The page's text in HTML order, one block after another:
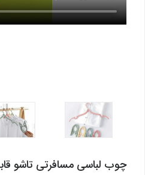
چوب لباسی مسافرتی تاشو قابل